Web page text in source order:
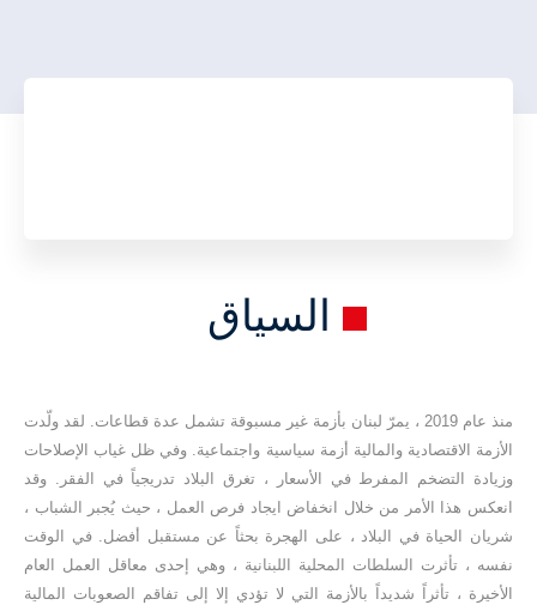
السياق
منذ عام 2019 ، يمرّ لبنان بأزمة غير مسبوقة تشمل عدة قطاعات. لقد ولّدت
الأزمة الاقتصادية والمالية أزمة سياسية واجتماعية. وفي ظل غياب الإصلاحات
وزيادة التضخم المفرط في الأسعار ، تغرق البلاد تدريجياً في الفقر. وقد
انعكس هذا الأمر من خلال انخفاض ايجاد فرص العمل ، حيث يُجبر الشباب ،
شريان الحياة في البلاد ، على الهجرة بحثاً عن مستقبل أفضل. في الوقت
نفسه ، تأثرت السلطات المحلية اللبنانية ، وهي إحدى معاقل العمل العام
الأخيرة ، تأثراً شديداً بالأزمة التي لا تؤدي إلا إلى تفاقم الصعوبات المالية